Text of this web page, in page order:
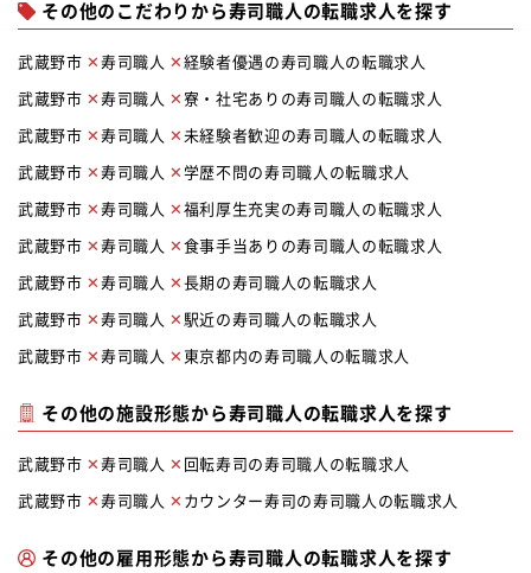
その他のこだわりから寿司職人の転職求人を探す
武蔵野市 寿司職人 経験者優遇の寿司職人の転職求人
武蔵野市 寿司職人 寮・社宅ありの寿司職人の転職求人
武蔵野市 寿司職人 未経験者歓迎の寿司職人の転職求人
武蔵野市 寿司職人 学歴不問の寿司職人の転職求人
武蔵野市 寿司職人 福利厚生充実の寿司職人の転職求人
武蔵野市 寿司職人 食事手当ありの寿司職人の転職求人
武蔵野市 寿司職人 長期の寿司職人の転職求人
武蔵野市 寿司職人 駅近の寿司職人の転職求人
武蔵野市 寿司職人 東京都内の寿司職人の転職求人
その他の施設形態から寿司職人の転職求人を探す
武蔵野市 寿司職人 回転寿司の寿司職人の転職求人
武蔵野市 寿司職人 カウンター寿司の寿司職人の転職求人
その他の雇用形態から寿司職人の転職求人を探す